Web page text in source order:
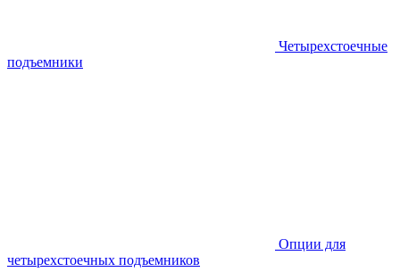
Четырехстоечные
подъемники
Опции для
четырехстоечных подъемников